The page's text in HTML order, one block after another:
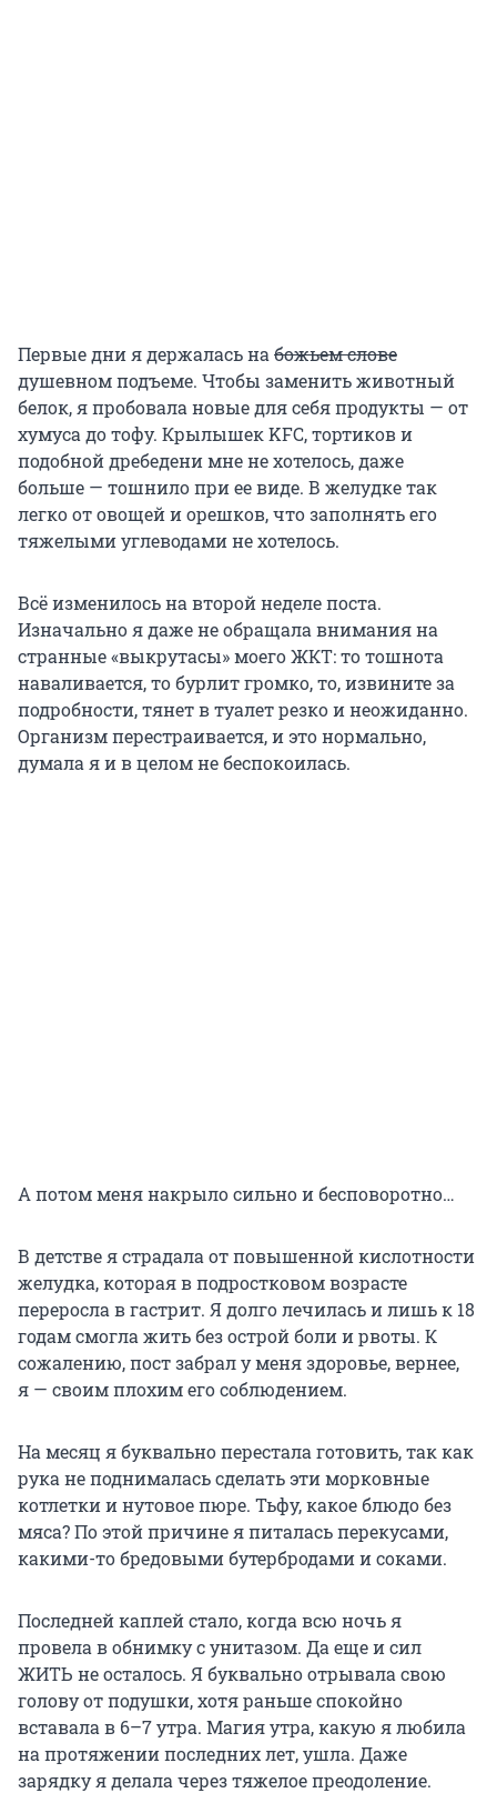
Первые дни я держалась набожьем слове
душевном подъеме. Чтобы заменить животный
белок, я пробовала новые для себя продукты — от
хумуса до тофу. Крылышек KFC, тортиков и
подобной дребедени мне не хотелось, даже
больше — тошнило при ее виде. В желудке так
легко от овощей и орешков, что заполнять его
тяжелыми углеводами не хотелось.
Всё изменилось на второй неделе поста.
Изначально я даже не обращала внимания на
странные «выкрутасы» моего ЖКТ: то тошнота
наваливается, то бурлит громко, то, извините за
подробности, тянет в туалет резко и неожиданно.
Организм перестраивается, и это нормально,
думала я и в целом не беспокоилась.
А потом меня накрыло сильно и бесповоротно…
В детстве я страдала от повышенной кислотности
желудка, которая в подростковом возрасте
переросла в гастрит. Я долго лечилась и лишь к 18
годам смогла жить без острой боли и рвоты. К
сожалению, пост забрал у меня здоровье, вернее,
я — своим плохим его соблюдением.
На месяц я буквально перестала готовить, так как
рука не поднималась сделать эти морковные
котлетки и нутовое пюре. Тьфу, какое блюдо без
мяса? По этой причине я питалась перекусами,
какими-то бредовыми бутербродами и соками.
Последней каплей стало, когда всю ночь я
провела в обнимку с унитазом. Да еще и сил
ЖИТЬ не осталось. Я буквально отрывала свою
голову от подушки, хотя раньше спокойно
вставала в 6–7 утра. Магия утра, какую я любила
на протяжении последних лет, ушла. Даже
зарядку я делала через тяжелое преодоление.